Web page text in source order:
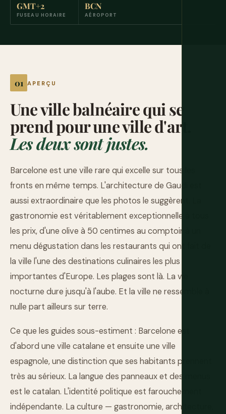
GMT+2
FUSEAU HORAIRE
BCN
AÉROPORT
APERÇU
Une ville balnéaire qui se
prend pour une ville d'art.
Les deux sont justes.
Barcelone est une ville rare qui excelle sur tous les
fronts en même temps. L'architecture de Gaudí est
aussi extraordinaire que les photos le suggèrent. La
gastronomie est véritablement exceptionnelle à tous
les prix, d'une olive à 50 centimes au comptoir à un
menu dégustation dans les restaurants qui ont fait de
la ville l'une des destinations culinaires les plus
importantes d'Europe. Les plages sont là. La vie
nocturne dure jusqu'à l'aube. Et la ville ne ressemble à
nulle part ailleurs sur terre.
Ce que les guides sous-estiment : Barcelone est
d'abord une ville catalane et ensuite une ville
espagnole, une distinction que ses habitants prennent
très au sérieux. La langue des panneaux et des menus
est le catalan. L'identité politique est farouchement
indépendante. La culture — gastronomie, architecture,